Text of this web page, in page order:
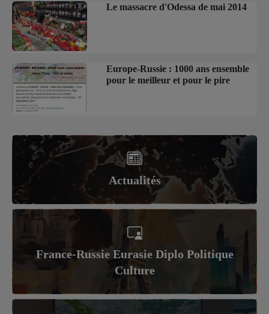
Le massacre d'Odessa de mai 2014
Europe-Russie : 1000 ans ensemble
pour le meilleur et pour le pire
Actualités
France-Russie Eurasie Diplo Politique
Culture